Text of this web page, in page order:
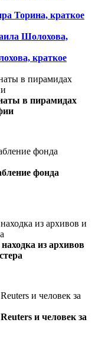
Торина, краткое
Шолохова,
краткое
в пирамидах
фонда
из архивов
и человек за